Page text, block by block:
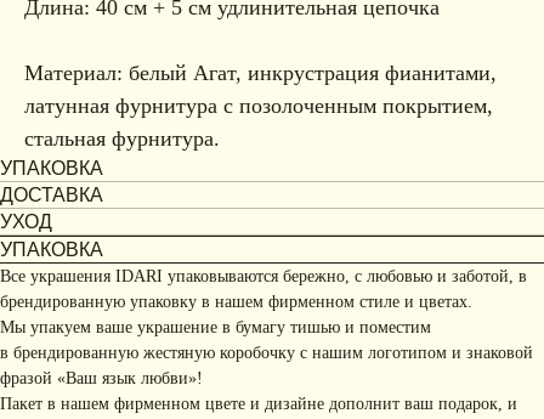
Длина: 40 см + 5 см удлинительная цепочка
Материал: белый Агат, инкрустрация фианитами,
латунная фурнитура с позолоченным покрытием,
стальная фурнитура.
УПАКОВКА
ДОСТАВКА
УХОД
УПАКОВКА
Все украшения IDARI упаковываются бережно, с любовью и заботой, в
брендированную упаковку в нашем фирменном стиле и цветах.
Мы упакуем ваше украшение в бумагу тишью и поместим
в брендированную жестяную коробочку с нашим логотипом и знаковой
фразой «Ваш язык любви»!
Пакет в нашем фирменном цвете и дизайне дополнит ваш подарок, и